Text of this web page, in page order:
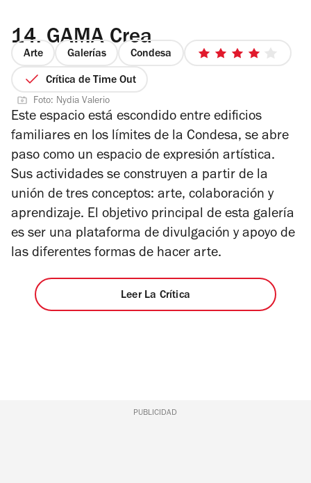
14. GAMA Crea
Arte Galerías Condesa
4
estrellas
Crítica de Time Out
Foto: Nydia Valerio
Este espacio está escondido entre edificios
familiares en los límites de la Condesa, se abre
paso como un espacio de expresión artística.
Sus actividades se construyen a partir de la
unión de tres conceptos: arte, colaboración y
aprendizaje. El objetivo principal de esta galería
es ser una plataforma de divulgación y apoyo de
las diferentes formas de hacer arte.
Leer La Crítica
PUBLICIDAD